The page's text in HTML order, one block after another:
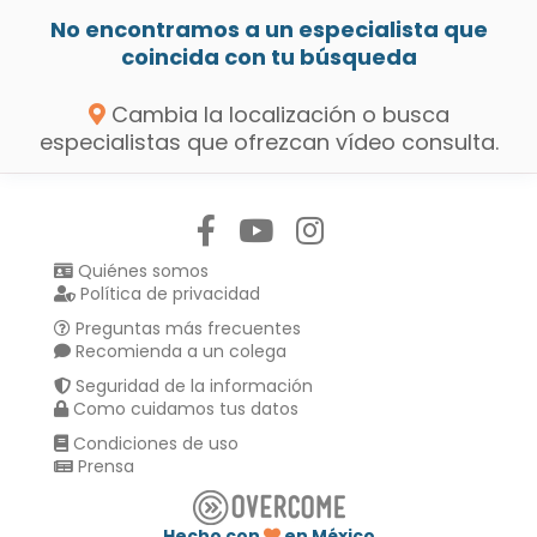
No encontramos a un especialista que
coincida con tu búsqueda
Cambia la localización o busca
especialistas que ofrezcan vídeo consulta.
Quiénes somos
Política de privacidad
Preguntas más frecuentes
Recomienda a un colega
Seguridad de la información
Como cuidamos tus datos
Condiciones de uso
Prensa